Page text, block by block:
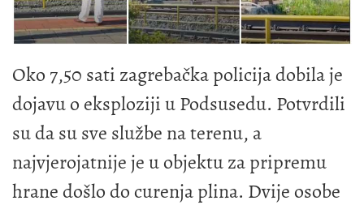
Oko 7,50 sati zagrebačka policija dobila je
dojavu o eksploziji u Podsusedu. Potvrdili
su da su sve službe na terenu, a
najvjerojatnije je u objektu za pripremu
hrane došlo do curenja plina. Dvije osobe